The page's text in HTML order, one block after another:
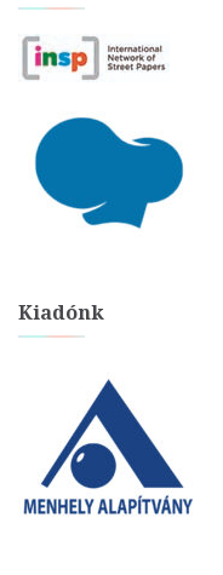
Kiadónk